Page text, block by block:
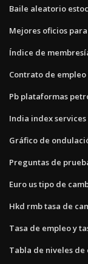
Baile aleatorio
Mejores oficios
Índice de
Contrato de
Pb plataformas
India index
Gráfico de
Preguntas de
Euro us tipo de
Hkd rmb tasa de
Tasa de empleo y
Tabla de niveles de